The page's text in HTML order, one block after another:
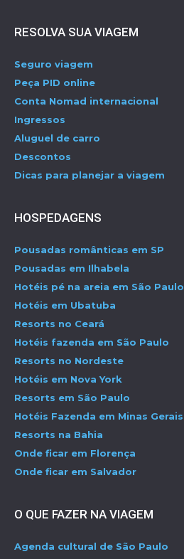
RESOLVA SUA VIAGEM
Seguro viagem
Peça PID online
Conta Nomad internacional
Ingressos
Aluguel de carro
Descontos
Dicas para planejar a viagem
HOSPEDAGENS
Pousadas românticas em SP
Pousadas em Ilhabela
Hotéis pé na areia em São Paulo
Hotéis em Ubatuba
Resorts no Ceará
Hotéis fazenda em São Paulo
Resorts no Nordeste
Hotéis em Nova York
Resorts em São Paulo
Hotéis Fazenda em Minas Gerais
Resorts na Bahia
Onde ficar em Florença
Onde ficar em Salvador
O QUE FAZER NA VIAGEM
Agenda cultural de São Paulo